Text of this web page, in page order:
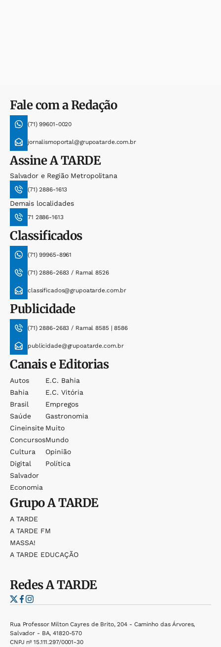
Fale com a Redação
(71) 99601-0020
jornalismoportal@grupoatarde.com.br
AssineA TARDE
Salvador e Região Metropolitana
(71) 2886-1613
Demais localidades
71 2886-1613
Classificados
(71) 99965-8961
(71) 2886-2683 / Ramal 8526
classificados@grupoatarde.com.br
Publicidade
(71) 2886-2683 / Ramal 8585 | 8586
publicidade@grupoatarde.com.br
Canais e Editorias
Autos
Bahia
Brasil
Saúde
Cineinsite
Concursos
Cultura
Digital
Salvador
Economia
E.c. Bahia
E.c. Vitória
Empregos
Gastronomia
Muito
Mundo
Opinião
Política
GrupoA TARDE
A TARDE
A TARDE FM
MASSA!
A TARDE EDUCAÇÃO
RedesA TARDE
Rua Professor Milton Cayres de Brito, 204 - Caminho das Árvores,
Salvador - BA, 41820-570
CNPJ nº 15.111.297/0001-30